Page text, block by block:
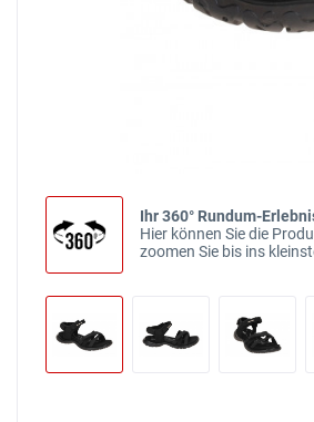
Ihr 360° Rundum-
Hier können Sie die
zoomen Sie bis ins